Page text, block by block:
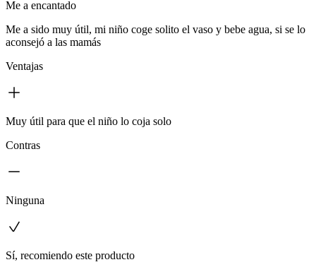
Me a encantado
Me a sido muy útil, mi niño coge solito el vaso y bebe agua, si se lo
aconsejó a las mamás
Ventajas
Muy útil para que el niño lo coja solo
Contras
Ninguna
Sí, recomiendo este producto